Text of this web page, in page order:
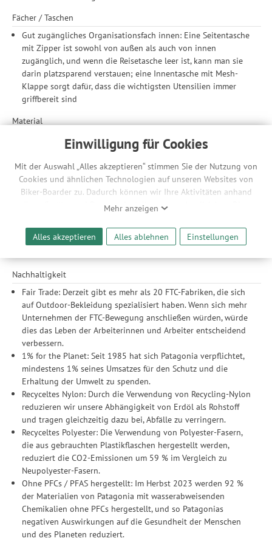
Einwilligung für Cookies
Mit der Auswahl „Alles akzeptieren“ stimmen Sie der Nutzung von
Cookies und ähnlichen Technologien auf unseren Websites von
Biker-Boarder zu. Dadurch können wir Ihre Aktivitäten anhand
Ihrer Geräte- und Browsereinstellungen nachvollziehen. Dies
Werbeanzeigen für Sie bereitzustellen sowie Funktionalitäten
unserer Website sicherzustellen und stetig zu verbessern. Dabei
werden Ihre Daten auch an Drittanbieter und Werbepartner
Zwecke der Einbindung von Streaming-Inhalten und der
Durchführung von statistischer Analyse, Reichweitenmessungen,
Produktempfehlungen und nutzungsbasierter Werbung.
Informationen zu den einzelnen Funktionen, den Drittanbietern
und der Speicherdauer finden Sie unter Einstellungen. Diese
Einwilligung ist freiwillig, für die Nutzung unserer Website nicht
erforderlich und gilt, bis sie widerrufen wird. Sie können Ihre
Einwilligung unter Einstellungen lediglich für bestimmte
Drittanbieter erteilen und jederzeit für die Zukunft widerrufen.
Mehr anzeigen
Alles akzeptieren Alles ablehnen Einstellungen
Fächer / Taschen
Gut zugängliches Organisationsfach innen: Eine Seitentasche
mit Zipper ist sowohl von außen als auch von innen
zugänglich, und wenn die Reisetasche leer ist, kann man sie
darin platzsparend verstauen; eine Innentasche mit Mesh-
Klappe sorgt dafür, dass die wichtigsten Utensilien immer
griffbereit sind
Material
Äußerst robustes und wetterfestes 100 % Recyclingmaterial:
Die Tasche besteht aus wetter- und abriebfestem
Ripstopgewebe aus 100% Recycling-Polyester mit einem
matten, recycelten TPU-Film-Laminat
Hauptmaterial: 478 g/m², 900-Denier Ripstopgewebe aus 100
Futter: 102 g/m², 200-Denier Gewebe aus 100 % Recycling-
Polyester mit PU-Beschichtung
Nachhaltigkeit
Fair Trade: Derzeit gibt es mehr als 20 FTC-Fabriken, die sich
auf Outdoor-Bekleidung spezialisiert haben. Wenn sich mehr
Unternehmen der FTC-Bewegung anschließen würden, würde
dies das Leben der Arbeiterinnen und Arbeiter entscheidend
verbessern.
1% for the Planet: Seit 1985 hat sich Patagonia verpflichtet,
mindestens 1% seines Umsatzes für den Schutz und die
Erhaltung der Umwelt zu spenden.
Recyceltes Nylon: Durch die Verwendung von Recycling-Nylon
reduzieren wir unsere Abhängigkeit von Erdöl als Rohstoff
und tragen gleichzeitig dazu bei, Abfälle zu verringern.
Recyceltes Polyester: Die Verwendung von Polyester-Fasern,
die aus gebrauchten Plastikflaschen hergestellt werden,
reduziert die CO2-Emissionen um 59 % im Vergleich zu
Neupolyester-Fasern.
Ohne PFCs / PFAS hergestellt: Im Herbst 2023 werden 92 %
der Materialien von Patagonia mit wasserabweisenden
Chemikalien ohne PFCs hergestellt, und so Patagonias
negativen Auswirkungen auf die Gesundheit der Menschen
und des Planeten reduziert.